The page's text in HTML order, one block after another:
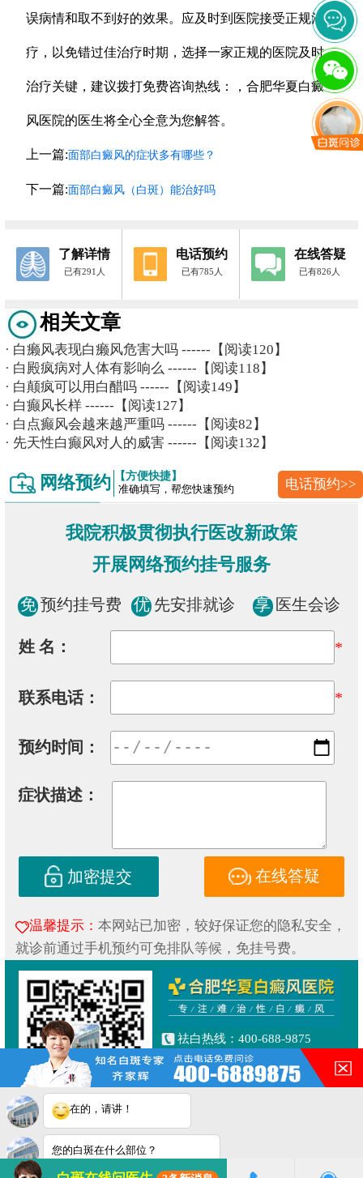
误病情和取不到好的效果。应及时到医院接受正规治
疗，以免错过佳治疗时期，选择一家正规的医院及时
治疗关键，建议拨打免费咨询热线：，合肥华夏白癜
风医院的医生将全心全意为您解答。
上一篇:面部白癜风的症状多有哪些？
下一篇:面部白癜风（白斑）能治好吗
了解详情
已有291人
电话预约
已有785人
在线答疑
已有826人
相关文章
· 白癞风表现白癞风危害大吗 ------【阅读120】
· 白殿疯病对人体有影响么 ------【阅读118】
· 白颠疯可以用白醋吗 ------【阅读149】
· 白癫风长样 ------【阅读127】
· 白点癫风会越来越严重吗 ------【阅读82】
· 先天性白癫风对人的威害 ------【阅读132】
网络预约 【方便快捷】
准确填写，帮您快速预约 电话预约>>
我院积极贯彻执行医改新政策
开展网络预约挂号服务
免 预约挂号费 优 先安排就诊 享 医生会诊
姓 名： *
联系电话： *
预约时间：
症状描述：
加密提交 在线答疑
温馨提示： 本网站已加密，较好保证您的隐私安全，
就诊前通过手机预约可免排队等候，免挂号费。
祛白热线：400-688-9875
健康专线：130-0306-3616
合肥市铜陵路与合裕路交叉口
东北角（天成大厦旁）
Copyright © 2019
皖ICP备16014022号-1
皖公网安备 34010202600853号
在的，请讲！
您的白斑在什么部位？